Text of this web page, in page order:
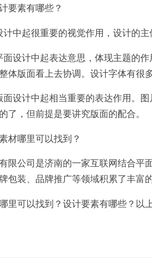
要素有哪些？
中起很重要的视觉作用，设计的
面设计中起表达意思，体现主题的
体版面看上去协调。设计字体有很
面设计中起相当重要的表达作用。
了，但前提是要讲究版面的配合。
材哪里可以找到？
限公司是济南的一家互联网结合平
包装、品牌推广等领域积累了丰富
里可以找到？设计要素有哪些？以